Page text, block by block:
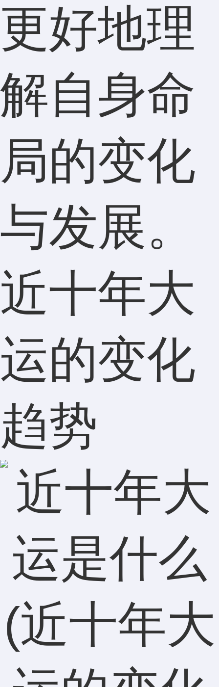
更好地理
解自身命
局的变化
与发展。
近十年大
运的变化
趋势